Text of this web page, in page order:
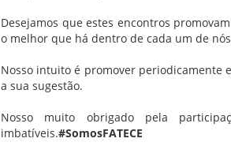
Desejamos que estes encontros
o melhor que há dentro de cada um de
Nosso intuito é promover periodicamente
a sua sugestão.
Nosso muito obrigado pela
imbatíveis.#SomosFATECE